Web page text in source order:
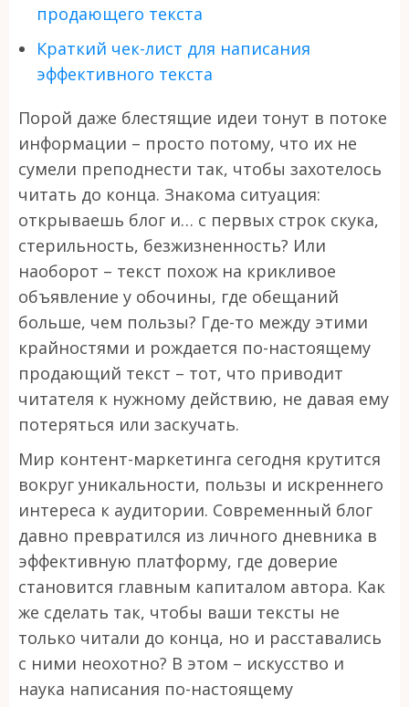
продающего текста
Краткий чек-лист для написания
эффективного текста
Порой даже блестящие идеи тонут в потоке
информации – просто потому, что их не
сумели преподнести так, чтобы захотелось
читать до конца. Знакома ситуация:
открываешь блог и… с первых строк скука,
стерильность, безжизненность? Или
наоборот – текст похож на крикливое
объявление у обочины, где обещаний
больше, чем пользы? Где-то между этими
крайностями и рождается по-настоящему
продающий текст – тот, что приводит
читателя к нужному действию, не давая ему
потеряться или заскучать.
Мир контент-маркетинга сегодня крутится
вокруг уникальности, пользы и искреннего
интереса к аудитории. Современный блог
давно превратился из личного дневника в
эффективную платформу, где доверие
становится главным капиталом автора. Как
же сделать так, чтобы ваши тексты не
только читали до конца, но и расставались
с ними неохотно? В этом – искусство и
наука написания по-настоящему